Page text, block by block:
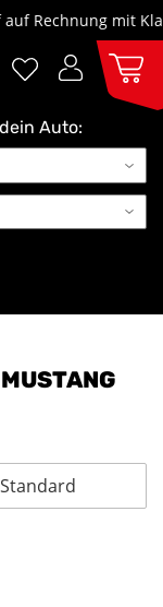
Rechnung mit
Auto:
MUSTANG
Standard